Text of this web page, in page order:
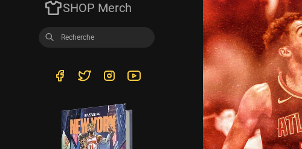
SHOP Merch